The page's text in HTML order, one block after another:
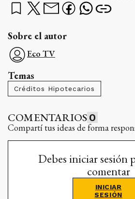
Sobre el autor
Eco TV
Temas
Créditos Hipotecarios
COMENTARIOS 0
Compartí tus ideas de forma
Debes iniciar sesión
comentar
INICIAR
SESIÓN